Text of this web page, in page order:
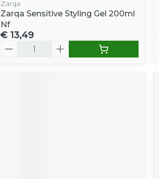
Zarqa
Zarqa Sensitive Styling Gel 200ml
Nf
€ 13,49